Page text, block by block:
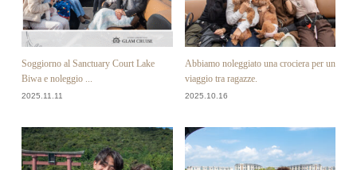
Soggiorno al Sanctuary Court Lake
Biwa e noleggio ...
2025.11.11
Abbiamo noleggiato una crociera per un
viaggio tra ragazze.
2025.10.16